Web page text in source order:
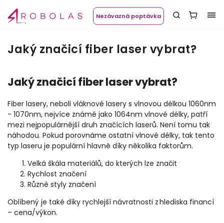
Nezávazná poptávka
Jaký značicí fiber laser vybrat?
Jaký značicí fiber laser vybrat?
Fiber lasery, neboli vláknové lasery s vlnovou délkou 1060nm
- 1070nm, nejvíce známé jako 1064nm vlnové délky, patří
mezi nejpopulárnější druh značících laserů. Není tomu tak
náhodou. Pokud porovnáme ostatní vlnové délky, tak tento
typ laseru je populární hlavně díky několika faktorům.
Velká škála materiálů, do kterých lze značit
Rychlost značení
Různé styly značení
Oblíbený je také díky rychlejší návratnosti z hlediska financí
– cena/výkon.